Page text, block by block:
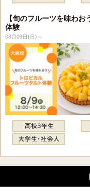
【旬のフルーツを味わ
体験
08月09日(日)～